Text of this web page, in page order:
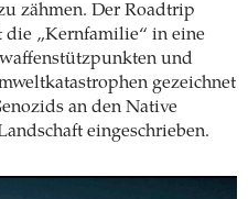
zähmen. Der Roadtrip
die „Kernfamilie“ in eine
und
gezeichnet
an den Native
eingeschrieben.